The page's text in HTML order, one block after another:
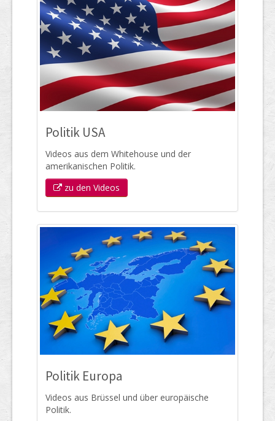
Politik USA
Videos aus dem Whitehouse und der
amerikanischen Politik.
zu den Videos
Politik Europa
Videos aus Brüssel und über europäische
Politik.